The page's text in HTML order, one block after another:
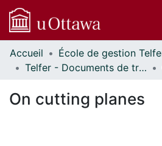
Communautés
et collections
Statistiques
Accueil
Telfer - Documents de travail // Telfer - Working Papers
On cutting planes